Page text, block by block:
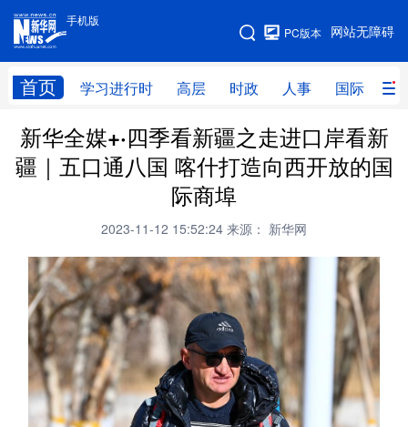
手机版
网站无障碍
PC版本
首页 学习进行时 高层 时政 人事 国际 财
手机版
网站地图
学习进行时 高层 时政 人事
国际 财经 网评 港澳
文化 书画 健康 军事
访谈 图片 政务
法律 中央文件 金融 汽车
食品 人居 信息化 数字经济
新华全媒+·四季看新疆之走进口岸看新
疆｜五口通八国 喀什打造向西开放的国
际商埠
2023-11-12 15:52:24 来源： 新华网